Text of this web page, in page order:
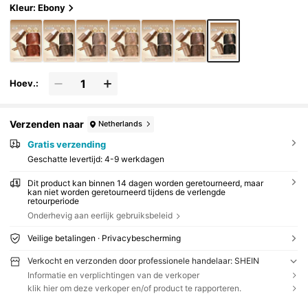
ray
Kleur: Ebony
Hoev.:
Verzenden naar Netherlands
Gratis verzending
Geschatte levertijd: 4-9 werkdagen
Dit product kan binnen 14 dagen worden geretourneerd, maar
kan niet worden geretourneerd tijdens de verlengde
retourperiode
Onderhevig aan eerlijk gebruiksbeleid
Veilige betalingen · Privacybescherming
Verkocht en verzonden door professionele handelaar: SHEIN
Informatie en verplichtingen van de verkoper
klik hier om deze verkoper en/of product te rapporteren.